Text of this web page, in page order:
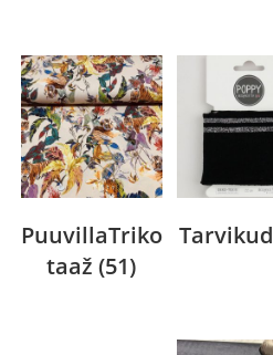
PuuvillaTriko
taaž(51)
Tarvikud